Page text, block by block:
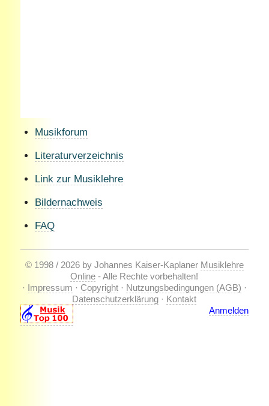
Musikforum
Literaturverzeichnis
Link zur Musiklehre
Bildernachweis
FAQ
© 1998 / 2026 by Johannes Kaiser-Kaplaner Musiklehre
Online - Alle Rechte vorbehalten!
· Impressum · Copyright· Nutzungsbedingungen (AGB) ·
Datenschutzerklärung · Kontakt
Anmelden